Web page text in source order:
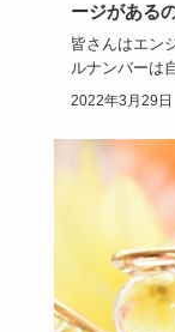
ージがある
皆さんはエン
ルナンバーは
出来ると言わ
2022年3月29日